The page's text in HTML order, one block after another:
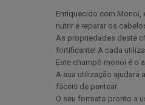
Enriquecido com
nutrir e reparar os
As propriedades deste
fortificante! A cada
Este champô monoï é o
A sua utilização ajudará
fáceis de pentear.
O seu formato pronto a